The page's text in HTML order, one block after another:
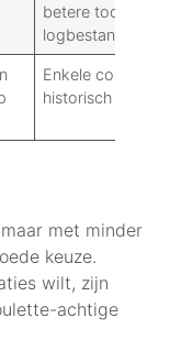
betere tools en
logbestanden
Enkele controles:
historisch
met minder
keuze.
wilt, zijn
achtige